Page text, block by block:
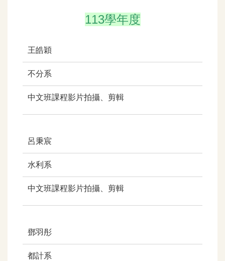
113學年度
王皓穎
不分系
中文班課程影片拍攝、剪輯
呂秉宸
水利系
中文班課程影片拍攝、剪輯
鄧羽彤
都計系